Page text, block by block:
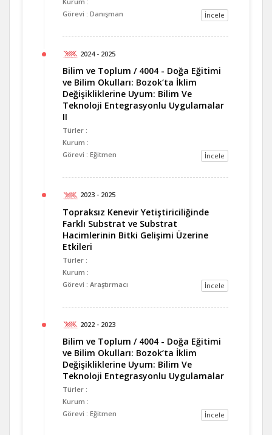
Görevi : Danışman
İncele
2024 - 2025
Bilim ve Toplum / 4004 - Doğa Eğitimi
ve Bilim Okulları: Bozok‘ta İklim
Değişikliklerine Uyum: Bilim Ve
Teknoloji Entegrasyonlu Uygulamalar
II
Türler :
Kurum :
Görevi : Eğitmen
İncele
2023 - 2025
Topraksız Kenevir Yetiştiriciliğinde
Farklı Substrat ve Substrat
Hacimlerinin Bitki Gelişimi Üzerine
Etkileri
Türler :
Kurum :
Görevi : Araştırmacı
İncele
2022 - 2023
Bilim ve Toplum / 4004 - Doğa Eğitimi
ve Bilim Okulları: Bozok‘ta İklim
Değişikliklerine Uyum: Bilim Ve
Teknoloji Entegrasyonlu Uygulamalar
Türler :
Kurum :
Görevi : Eğitmen
İncele